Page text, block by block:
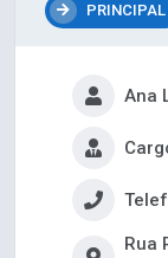
PRINCIPAL
Ana
Rua